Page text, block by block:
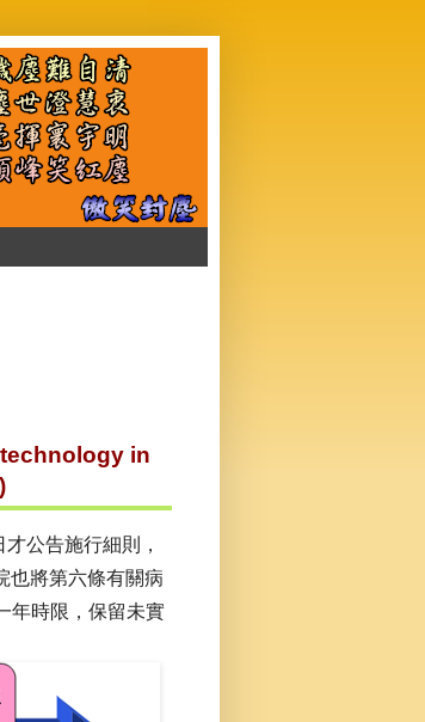
in
公告施行細則，
也將第六條有關病
年時限，保留未實